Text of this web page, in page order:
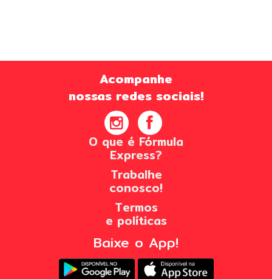
Acompanhe
nossas redes sociais!
O que é Fórmula
Express?
Trabalhe
conosco!
Termos
e políticas
Baixe o App!